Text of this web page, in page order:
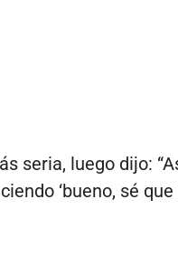
seria, luego dijo:
‘bueno, sé